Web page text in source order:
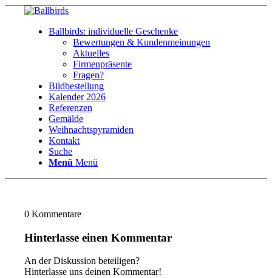
Ballbirds: individuelle Geschenke
Bewertungen & Kundenmeinungen
Aktuelles
Firmenpräsente
Fragen?
Bildbestellung
Kalender 2026
Referenzen
Gemälde
Weihnachtspyramiden
Kontakt
Suche
Menü Menü
0 Kommentare
Hinterlasse einen Kommentar
An der Diskussion beteiligen?
Hinterlasse uns deinen Kommentar!